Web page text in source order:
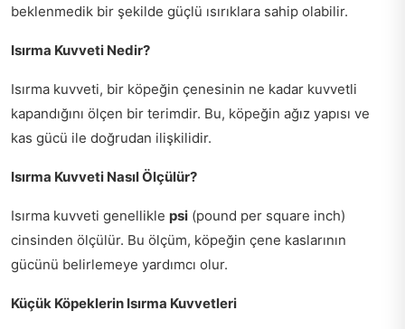
beklenmedik bir şekilde güçlü ısırıklara sahip olabilir.
Isırma Kuvveti Nedir?
Isırma kuvveti, bir köpeğin çenesinin ne kadar kuvvetli
kapandığını ölçen bir terimdir. Bu, köpeğin ağız yapısı ve
kas gücü ile doğrudan ilişkilidir.
Isırma Kuvveti Nasıl Ölçülür?
Isırma kuvveti genellikle psi (pound per square inch)
cinsinden ölçülür. Bu ölçüm, köpeğin çene kaslarının
gücünü belirlemeye yardımcı olur.
Küçük Köpeklerin Isırma Kuvvetleri